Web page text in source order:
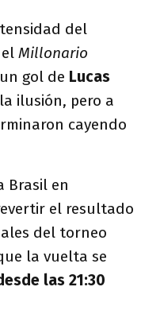
del
Millonario
gol de Lucas
ilusión, pero a
cayendo
Brasil en
el resultado
del torneo
la vuelta se
las 21:30